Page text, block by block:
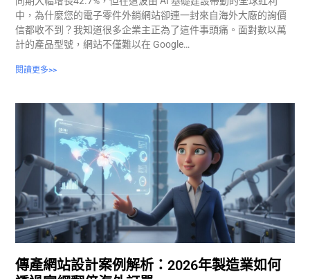
中，為什麼您的電子零件外銷網站卻連一封來自海外大廠的詢價
信都收不到？我知道很多企業主正為了這件事頭痛。面對數以萬
計的產品型號，網站不僅難以在 Google…
閱讀更多>>
傳產網站設計案例解析：2026年製造業如何